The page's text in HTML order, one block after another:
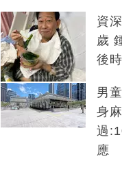
資
歲
後
男
身
過
應